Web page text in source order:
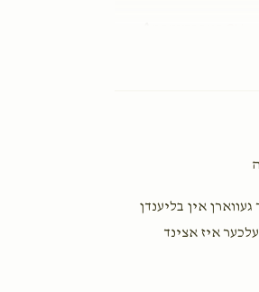
Eli is the man !
Nissen Goldstein
אין בליענדן
איז אצינד